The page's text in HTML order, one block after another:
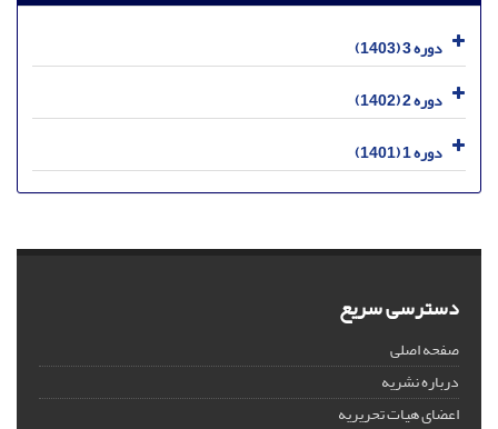
دوره 3 (1403)
دوره 2 (1402)
دوره 1 (1401)
دسترسی سریع
صفحه اصلی
درباره نشریه
اعضای هیات تحریریه